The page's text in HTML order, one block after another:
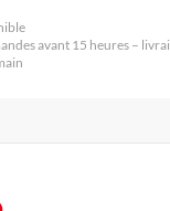
avant 15 heures –